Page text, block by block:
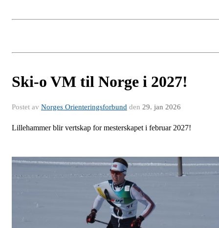
Ski-o VM til Norge i 2027!
Postet av Norges Orienteringsforbund den 29. jan 2026
Lillehammer blir vertskap for mesterskapet i februar 2027!